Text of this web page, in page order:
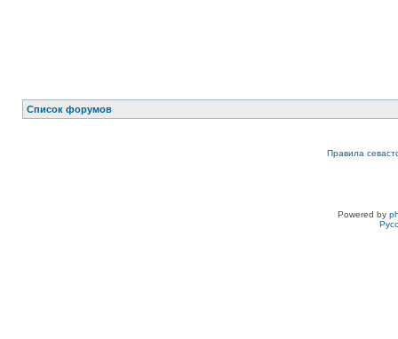
Список форумов
Правила
Powered by